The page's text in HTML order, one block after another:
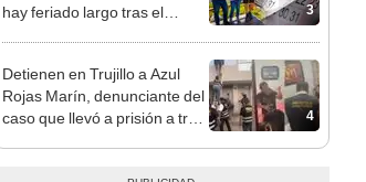
3
hay feriado largo tras el
4
Detienen en Trujillo a Azul
Rojas Marín, denunciante del
caso que llevó a prisión a tres